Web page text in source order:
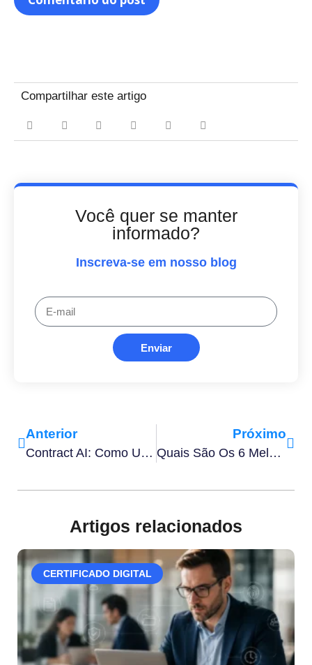
Compartilhar este artigo
Você quer se manter
informado?
Inscreva-se em nosso blog
Enviar
Anterior
Contract AI: Como Usar Inteligência Artificial Para Criar Contratos
Próximo
Quais São Os 6 Melhores Tipos De App Para Escanear Documentos?
Artigos relacionados
CERTIFICADO DIGITAL